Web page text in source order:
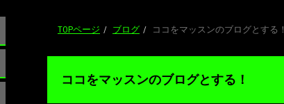
TOPページ ブログ ココをマッスンのブログとする！
ココをマッスンのブログとする！